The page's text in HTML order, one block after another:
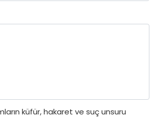
küfür, hakaret ve suç unsuru